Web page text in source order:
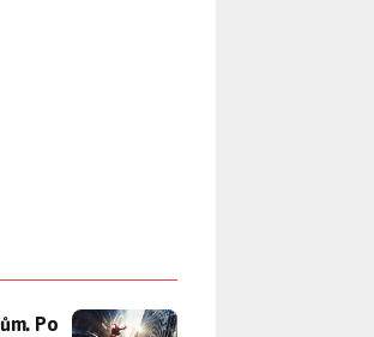
Po nastartování elektromobilu iX3 na
Po